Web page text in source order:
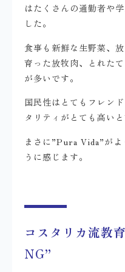
はたくさんの通勤者や
した。
食事も新鮮な生野菜、
育った放牧肉、とれた
が多いです。
国民性はとてもフレン
タリティがとても高いと
まさに”Pura Vida”が
うに感じます。
コスタリカ流教
NG”